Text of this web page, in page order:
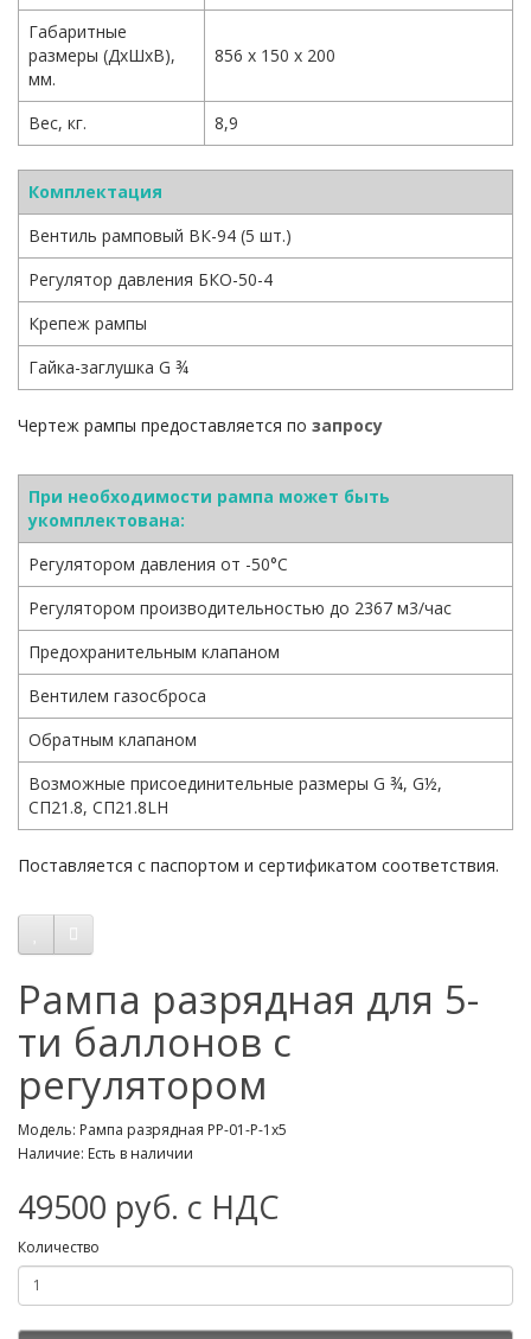
Габаритные
размеры (ДхШхВ),
мм.
856 х 150 х 200
Вес, кг. 8,9
Комплектация
Вентиль рамповый ВК-94 (5 шт.)
Регулятор давления БКО-50-4
Крепеж рампы
Гайка-заглушка G ¾
Чертеж рампы предоставляется по запросу
При необходимости рампа может быть
укомплектована:
Регулятором давления от -50°С
Регулятором производительностью до 2367 м3/час
Предохранительным клапаном
Вентилем газосброса
Обратным клапаном
Возможные присоединительные размеры G ¾, G½,
СП21.8, СП21.8LH
Поставляется с паспортом и сертификатом соответствия.
Рампа разрядная для 5-
ти баллонов с
регулятором
Модель: Рампа разрядная РР-01-Р-1х5
Наличие: Есть в наличии
49500 руб. с НДС
Количество